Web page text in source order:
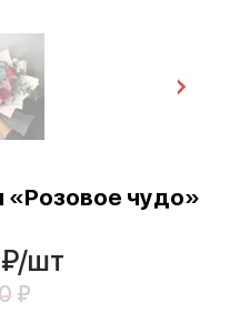
«Розовое чудо»
₽/шт
₽